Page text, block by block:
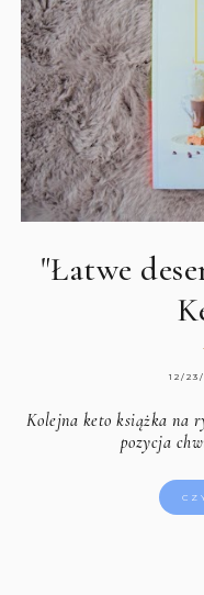
"Łatwe
12/
Kolejna keto książka na
pozycja